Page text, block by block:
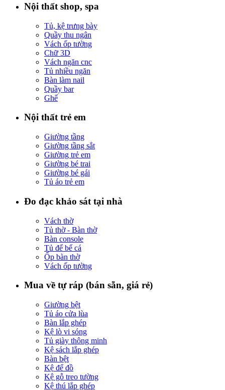
Nội thất shop, spa
Tủ, kệ trưng bày
Quầy thu ngân
Vách ốp tường
Chữ 3D
Vách ngăn cnc
Tủ nhiều ngăn
Bàn làm nail
Quầy bar
Ghế
Nội thất trẻ em
Giường tầng
Giường tầng sắt
Giường trẻ em
Giường bé trai
Giường bé gái
Tủ áo trẻ em
Đo đạc khảo sát tại nhà
Vách thờ
Tủ thờ - Bàn thờ
Bàn console
Tủ để bể cá
Ốp bàn thờ
Vách ốp tường
Mua về tự ráp (bán sẵn, giá rẻ)
Giường bệt
Tủ áo cửa lùa
Bàn lắp ghép
Kệ lò vi sóng
Tủ giày thông minh
Kệ sách lắp ghép
Bàn bệt
Kệ để đồ
Kệ gỗ treo tường
Kệ thú lắp ghép